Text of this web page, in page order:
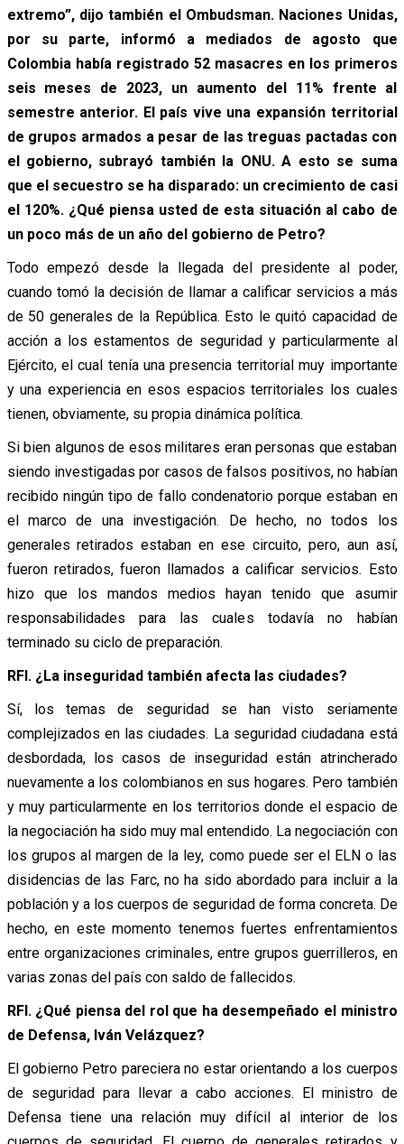
extremo”, dijo también el Ombudsman. Naciones Unidas,
por su parte, informó a mediados de agosto que
Colombia había registrado 52 masacres en los primeros
seis meses de 2023, un aumento del 11% frente al
semestre anterior. El país vive una expansión territorial
de grupos armados a pesar de las treguas pactadas con
el gobierno, subrayó también la ONU. A esto se suma
que el secuestro se ha disparado: un crecimiento de casi
el 120%. ¿Qué piensa usted de esta situación al cabo de
un poco más de un año del gobierno de Petro?
Todo empezó desde la llegada del presidente al poder,
cuando tomó la decisión de llamar a calificar servicios a más
de 50 generales de la República. Esto le quitó capacidad de
acción a los estamentos de seguridad y particularmente al
Ejército, el cual tenía una presencia territorial muy importante
y una experiencia en esos espacios territoriales los cuales
tienen, obviamente, su propia dinámica política.
Si bien algunos de esos militares eran personas que estaban
siendo investigadas por casos de falsos positivos, no habían
recibido ningún tipo de fallo condenatorio porque estaban en
el marco de una investigación. De hecho, no todos los
generales retirados estaban en ese circuito, pero, aun así,
fueron retirados, fueron llamados a calificar servicios. Esto
hizo que los mandos medios hayan tenido que asumir
responsabilidades para las cuales todavía no habían
terminado su ciclo de preparación.
RFI. ¿La inseguridad también afecta las ciudades?
Sí, los temas de seguridad se han visto seriamente
complejizados en las ciudades. La seguridad ciudadana está
desbordada, los casos de inseguridad están atrincherado
nuevamente a los colombianos en sus hogares. Pero también
y muy particularmente en los territorios donde el espacio de
la negociación ha sido muy mal entendido. La negociación con
los grupos al margen de la ley, como puede ser el ELN o las
disidencias de las Farc, no ha sido abordado para incluir a la
población y a los cuerpos de seguridad de forma concreta. De
hecho, en este momento tenemos fuertes enfrentamientos
entre organizaciones criminales, entre grupos guerrilleros, en
varias zonas del país con saldo de fallecidos.
RFI. ¿Qué piensa del rol que ha desempeñado el ministro
de Defensa, Iván Velázquez?
El gobierno Petro pareciera no estar orientando a los cuerpos
de seguridad para llevar a cabo acciones. El ministro de
Defensa tiene una relación muy difícil al interior de los